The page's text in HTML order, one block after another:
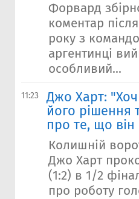
Форвард
коментар
року з
аргентинці
особливий...
11:23
Джо Харт:
його рішення
про те, що
Колишній
Джо Харт
(1:2) в 1/2
про роботу